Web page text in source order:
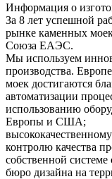
Информация о
За 8 лет успешной
рынке каменных
Союза ЕАЭС.
Мы используем
производства.
моек достигаются
автоматизации
использованию
Европы и США;
контролю качества
собственной системе
бюро дизайна на